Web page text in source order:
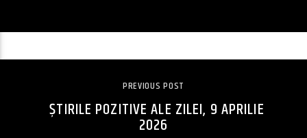
PREVIOUS POST
ȘTIRILE POZITIVE ALE ZILEI, 9 APRILIE
2026